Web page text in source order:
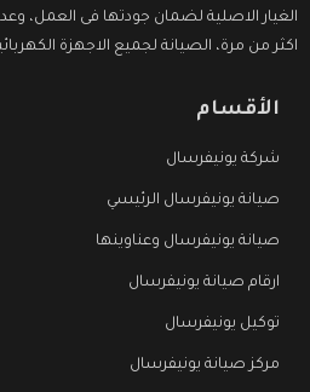
الغيار الاصلية لضمان جودتها فى العمل،
اكثر من مرة، الصيانة لجميع الاجهزة
الأقسام
شركة يونيفرسال
صيانة يونيفرسال الرئيسي
صيانة يونيفرسال وعناوينها
ارقام صيانة يونيفرسال
توكيل يونيفرسال
مركز صيانة يونيفرسال